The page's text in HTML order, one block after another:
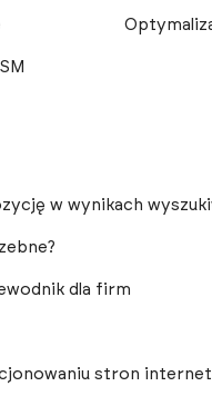
w wynikach
dla firm
stron